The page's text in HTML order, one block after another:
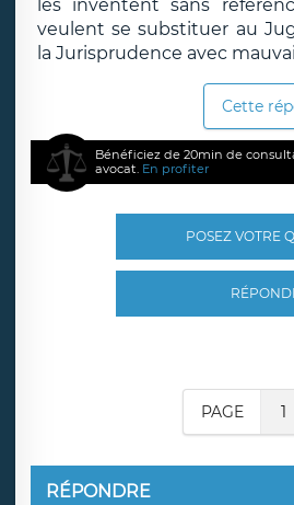
les inventent sans
veulent se substituer au
la Jurisprudence avec
Cette
Bénéficiez de 20min de
avocat. En profiter
POSEZ VOTRE
PAGE 1
RÉPONDRE